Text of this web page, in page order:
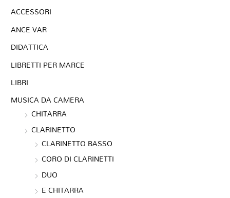
ACCESSORI
ANCE VAR
DIDATTICA
LIBRETTI PER MARCE
LIBRI
MUSICA DA CAMERA
CHITARRA
CLARINETTO
CLARINETTO BASSO
CORO DI CLARINETTI
DUO
E CHITARRA